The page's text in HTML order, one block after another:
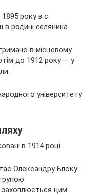
року в с.
в родині селянина.
в місцевому
до 1912 року — у
університету
в 1914 році.
Олександру Блоку
захоплюється цим